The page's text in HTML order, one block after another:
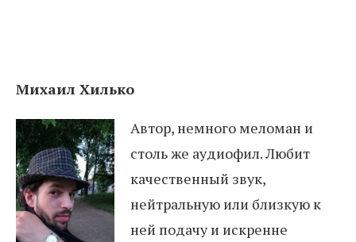
Михаил Хилько
Автор, немного меломан и
столь же аудиофил. Любит
качественный звук,
нейтральную или близкую к
ней подачу и искренне